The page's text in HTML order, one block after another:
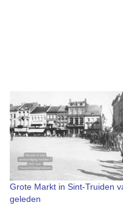
Grote Markt in Sint-Truiden
geleden